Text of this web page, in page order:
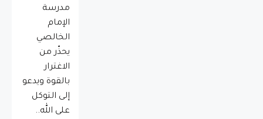
مدرسة
الإمام
الخالصي
يحذّر من
الاغترار
بالقوة ويدعو
إلى التوكل
على الله..